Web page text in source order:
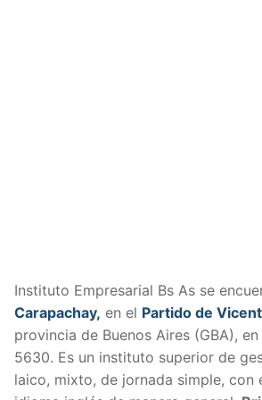
Instituto Empresarial Bs As se
Carapachay, en el Partido de
provincia de Buenos Aires (GBA),
5630. Es un instituto superior de
laico, mixto, de jornada simple, con